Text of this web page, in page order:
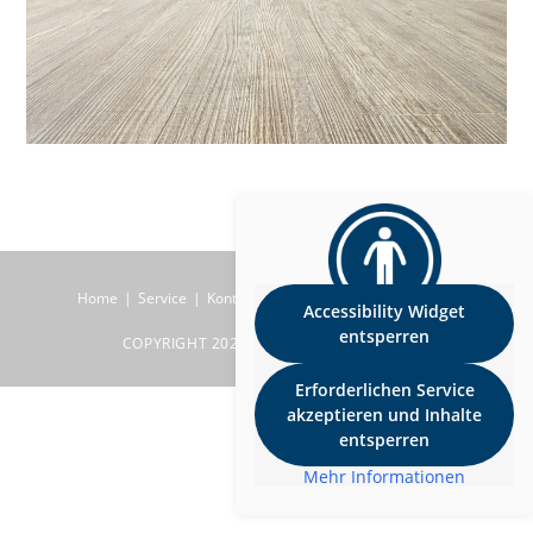
Home Service Kontakt
COPYRIGHT 2026 BEINER RAUMDESIGN
Accessibility Widget
entsperren
Erforderlichen Service
akzeptieren und Inhalte
entsperren
Mehr Informationen